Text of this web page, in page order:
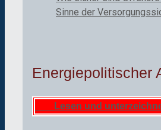
Sinne der
Energiepolitischer
Lesen und